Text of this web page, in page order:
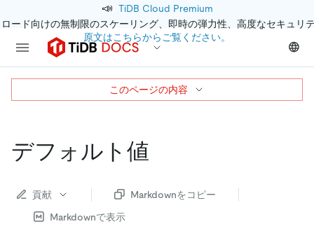
📣 TiDB Cloud Premium
ード向けの無制限のスケーリング、即時の弾力性、高度なセキュリ
原文はこちらからご覧ください。
デフォルト値
貢献
Markdownをコピー
Markdownで表示
このページの内容